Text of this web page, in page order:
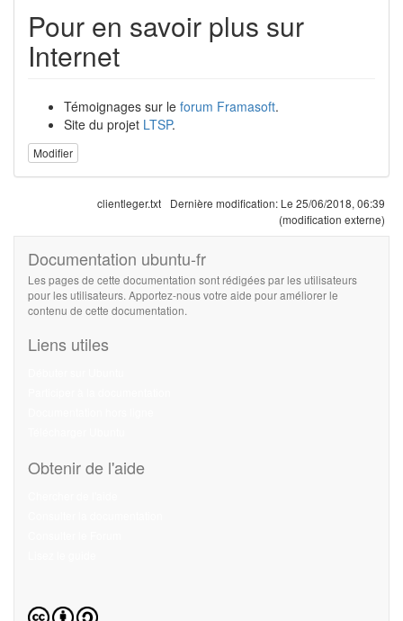
Pour en savoir plus sur
Internet
Témoignages sur le forum Framasoft.
Site du projet LTSP.
Modifier
clientleger.txt Dernière modification: Le 25/06/2018, 06:39
(modification externe)
Documentation ubuntu-fr
Les pages de cette documentation sont rédigées par les utilisateurs
pour les utilisateurs. Apportez-nous votre aide pour améliorer le
contenu de cette documentation.
Liens utiles
Obtenir de l'aide